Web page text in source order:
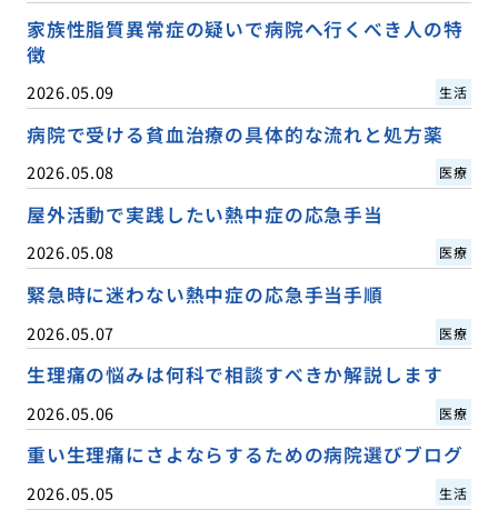
家族性脂質異常症の疑いで病院へ行くべき人の特
徴
2026.05.09 生活
病院で受ける貧血治療の具体的な流れと処方薬
2026.05.08 医療
屋外活動で実践したい熱中症の応急手当
2026.05.08 医療
緊急時に迷わない熱中症の応急手当手順
2026.05.07 医療
生理痛の悩みは何科で相談すべきか解説します
2026.05.06 医療
重い生理痛にさよならするための病院選びブログ
2026.05.05 生活